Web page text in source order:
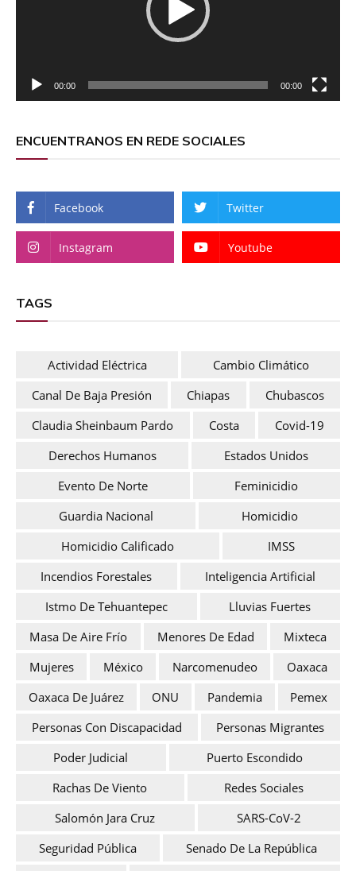
00:00 00:00
ENCUENTRANOS EN REDE SOCIALES
Facebook Twitter
Instagram Youtube
TAGS
Actividad Eléctrica
Cambio Climático
Canal De Baja Presión
Chiapas
Chubascos
Claudia Sheinbaum Pardo
Costa
Covid-19
Derechos Humanos
Estados Unidos
Evento De Norte
Feminicidio
Guardia Nacional
Homicidio
Homicidio Calificado
IMSS
Incendios Forestales
Inteligencia Artificial
Istmo De Tehuantepec
Lluvias Fuertes
Masa De Aire Frío
Menores De Edad
Mixteca
Mujeres
México Narcomenudeo
Oaxaca
Oaxaca De Juárez
ONU Pandemia
Pemex
Personas Con Discapacidad
Personas Migrantes
Poder Judicial
Puerto Escondido
Rachas De Viento
Redes Sociales
Salomón Jara Cruz
SARS-CoV-2
Seguridad Pública
Senado De La República